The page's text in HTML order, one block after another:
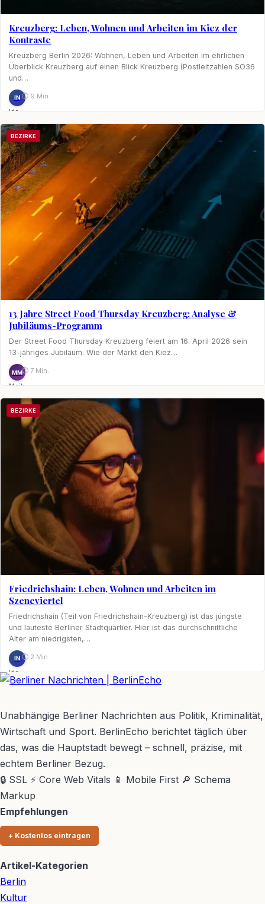
Kreuzberg: Leben, Wohnen und Arbeiten im Kiez der
Kontraste
Kreuzberg Berlin 2026: Wohnen, Leben und Arbeiten im ehrlichen
Überblick Kreuzberg auf einen Blick Kreuzberg (Postleitzahlen SO36
und…
IN
Ida
Nagel
⏱ 9 Min.
BEZIRKE
13 Jahre Street Food Thursday Kreuzberg: Analyse &
Jubiläums-Programm
Der Street Food Thursday Kreuzberg feiert am 16. April 2026 sein
13-jähriges Jubiläum. Wie der Markt den Kiez…
MM
Maik
Möhring
⏱ 7 Min.
BEZIRKE
Friedrichshain: Leben, Wohnen und Arbeiten im
Szeneviertel
Friedrichshain (Teil von Friedrichshain-Kreuzberg) ist das jüngste
und lauteste Berliner Stadtquartier. Hier ist das durchschnittliche
Alter am niedrigsten,…
IN
Ida
Nagel
⏱ 2 Min.
Unabhängige Berliner Nachrichten aus Politik, Kriminalität,
Wirtschaft und Sport. BerlinEcho berichtet täglich über
das, was die Hauptstadt bewegt – schnell, präzise, mit
echtem Berliner Bezug.
🔒 SSL ⚡ Core Web Vitals 📱 Mobile First 🔎 Schema
Markup
Empfehlungen
+ Kostenlos eintragen
Artikel-Kategorien
Berlin
Kultur